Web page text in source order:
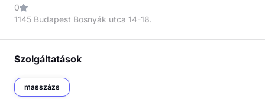
0
1145 Budapest Bosnyák utca 14-18.
Szolgáltatások
masszázs